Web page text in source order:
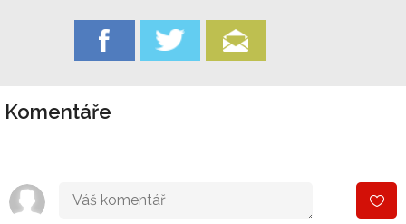
Komentáře